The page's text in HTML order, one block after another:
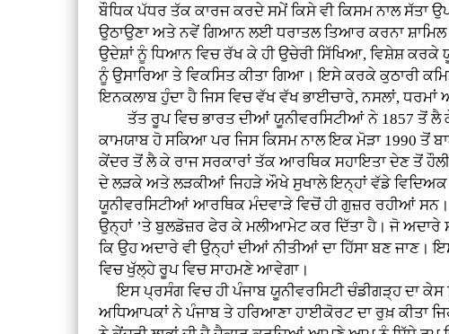
ਬੌਧਿਕ ਪੱਧਰ ਤੱਕ ਕਾਰਜ ਕਰਦੇ ਸਮੇਂ ਕਿਸੇ ਵੀ ਕਿਸਮ ਨਾਲ ਸੱਤਾ
ਉਠਾਉਣਾ ਅਤੇ ਨਵੇਂ ਗਿਆਨ ਲਈ ਧਰਾਤਲ ਤਿਆਰ ਕਰਨਾ
ਉਦੇਸ਼ਾਂ ਨੂੰ ਧਿਆਨ ਵਿਚ ਰੱਖ ਕੇ ਹੀ ਉਚੇਰੀ ਸਿੱਖਿਆ, ਵਿਸ਼ੇਸ਼ ਕਰਕੇ
ਨੂੰ ਉਸਾਰਿਆ ਤੇ ਵਿਕਸਿਤ ਕੀਤਾ ਗਿਆ। ਇਸੇ ਕਰਕੇ ਕੁਠਾਰੀ
ਇਨਕਲਾਬ ਹੁੰਦਾ ਹੈ ਜਿਸ ਵਿਚ ਵੱਖ ਵੱਖ ਭਾਈਚਾਰੇ, ਨਸਲਾਂ,
ਤੱਤ ਰੂਪ ਵਿਚ ਭਾਰਤ ਦੀਆਂ ਯੂਨੀਵਰਸਿਟੀਆਂ ਨੇ 1857 ਤੋਂ ਲੈ
ਕਾਮਯਾਬ ਹੋ ਸਕਿਆ ਪਰ ਜਿਸ ਕਿਸਮ ਨਾਲ ਇਕ ਮੋੜਾ 1990 ਤੋਂ
ਕੇਂਦਰ ਤੋਂ ਲੈ ਕੇ ਰਾਜ ਸਰਕਾਰਾਂ ਤੱਕ ਆਰਥਿਕ ਸਹਾਇਤਾ ਦੇਣ ਤੋਂ
ਦੇ ਲੜਕੇ ਅਤੇ ਲੜਕੀਆਂ ਜਿਹੜੇ ਔਖੇ ਸੁਖਾਲੇ ਇਨ੍ਹਾਂ ਵੱਡੇ ਵਿਦਿਅਕ
ਯੂਨੀਵਰਸਿਟੀਆਂ ਆਰਥਿਕ ਮੰਦਵਾੜੇ ਵਿਚੋਂ ਹੀ ਗੁਜ਼ਰ ਰਹੀਆਂ
ਉਨ੍ਹਾਂ ’ਤੇ ਬੁਲਡੋਜ਼ਰ ਫੇਰ ਕੇ ਮਲੀਆਮੇਟ ਕਰ ਦਿੱਤਾ ਹੈ। ਜੋ ਅਦਾਰੇ
ਕਿ ਉਹ ਅਦਾਰੇ ਵੀ ਉਨ੍ਹਾਂ ਦੀਆਂ ਨੀਤੀਆਂ ਦਾ ਹਿੱਸਾ ਬਣ ਜਾਣ।
ਵਿਚ ਖੁੱਲ੍ਹੇ ਰੂਪ ਵਿਚ ਸਾਹਮਣੇ ਆਵੇਗਾ।
ਇਸ ਪ੍ਰਸੰਗ ਵਿਚ ਹੀ ਪੰਜਾਬ ਯੂਨੀਵਰਸਿਟੀ ਚੰਡੀਗੜ੍ਹ ਦਾ ਕੇਸ
ਅਧਿਆਪਕਾਂ ਨੇ ਪੰਜਾਬ ਤੇ ਹਰਿਆਣਾ ਹਾਈਕੋਰਟ ਦਾ ਰੁਖ਼ ਕੀਤਾ